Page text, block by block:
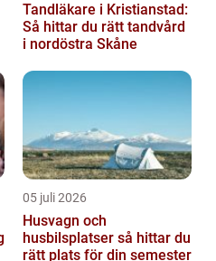
Tandläkare i Kristianstad:
Så hittar du rätt tandvård
i nordöstra Skåne
05 juli 2026
Husvagn och
husbilsplatser så hittar du
rätt plats för din semester